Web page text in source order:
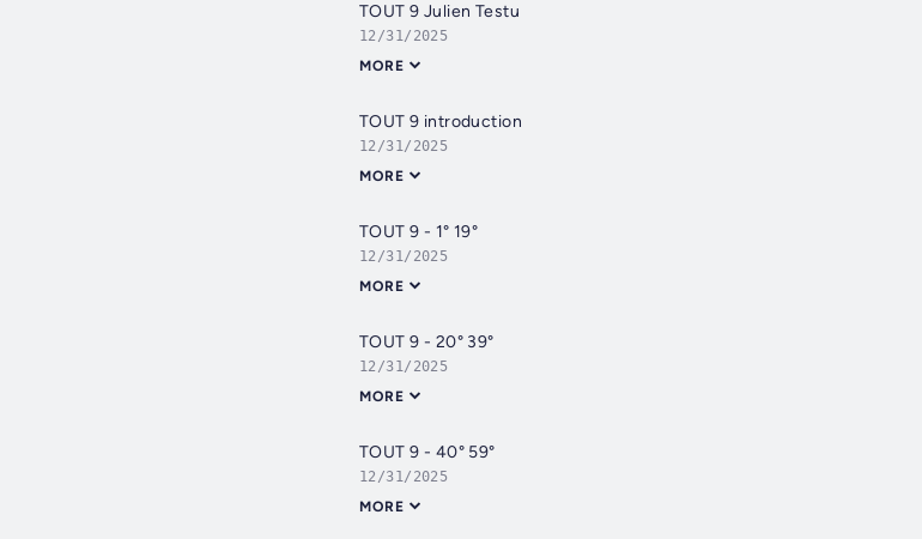
TOUT 9 Julien Testu
12/31/2025
MORE
TOUT 9 introduction
12/31/2025
MORE
TOUT 9 - 1° 19°
12/31/2025
MORE
TOUT 9 - 20° 39°
12/31/2025
MORE
TOUT 9 - 40° 59°
12/31/2025
MORE